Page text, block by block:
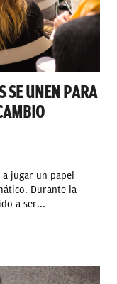
SE UNEN PARA
jugar un papel
Durante la
a ser...